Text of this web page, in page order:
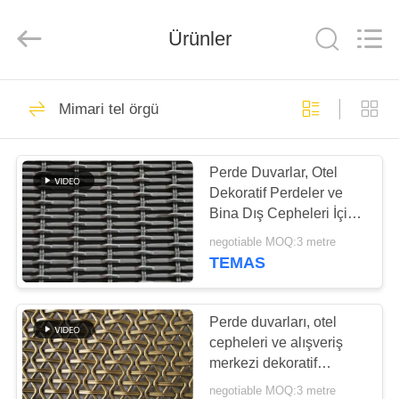
ÜRÜN:%
HAKKIMIZDA
FABRIKA
TURU
KALITE
Mesh
Co.,Ltd.
Konveyör Hasır
Bant
149
Spiral Hasır Kemer
99
Ürünler
Mimari tel örgü
Perde Duvarlar, Otel
Dekoratif Perdeler ve
Bina Dış Cepheleri İçin
Mimari Paslanmaz Çelik
Dokuma Mesh
negotiable MOQ:3 metre
TEMAS
Perde duvarları, otel
cepheleri ve alışveriş
merkezi dekoratif
ekranları için spiral
negotiable MOQ:3 metre